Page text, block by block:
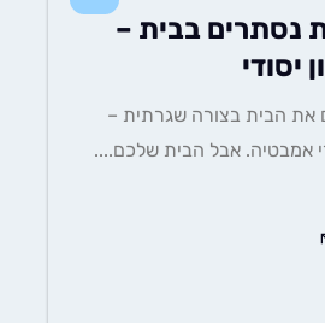
בבית –
בצורה שגרתית –
אבל הבית שלכם....